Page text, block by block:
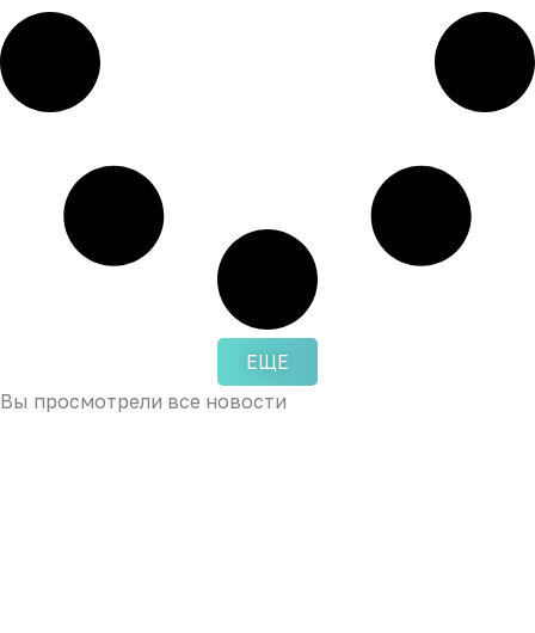
ЕЩЕ
Вы просмотрели все новости